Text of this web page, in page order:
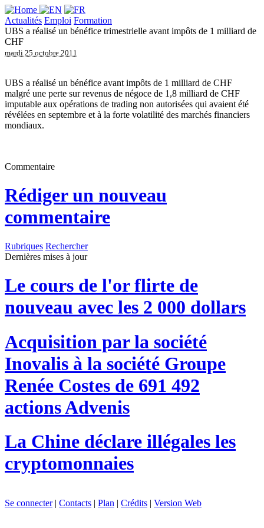
Actualités Emploi Formation
UBS a réalisé un bénéfice trimestrielle avant impôts de 1 milliard de
CHF
mardi 25 octobre 2011
UBS a réalisé un bénéfice avant impôts de 1 milliard de CHF
malgré une perte sur revenus de négoce de 1,8 milliard de CHF
imputable aux opérations de trading non autorisées qui avaient été
révélées en septembre et à la forte volatilité des marchés financiers
mondiaux.
Commentaire
Rédiger un nouveau
commentaire
Rubriques Rechercher
Dernières mises à jour
Le cours de l'or flirte de
nouveau avec les 2 000 dollars
Acquisition par la société
Inovalis à la société Groupe
Renée Costes de 691 492
actions Advenis
La Chine déclare illégales les
cryptomonnaies
Se connecter| Contacts | Plan | Crédits | Version Web